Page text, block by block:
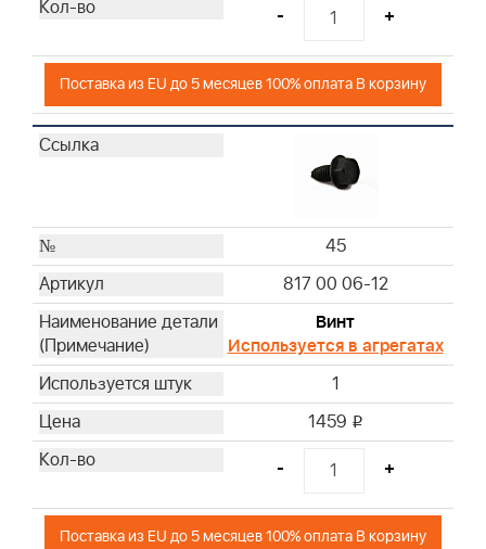
- +
Поставка из EU до 5 месяцев 100% оплата В корзину
45
817 00 06-12
Винт
Используется в агрегатах
1
1459 i
- +
Поставка из EU до 5 месяцев 100% оплата В корзину